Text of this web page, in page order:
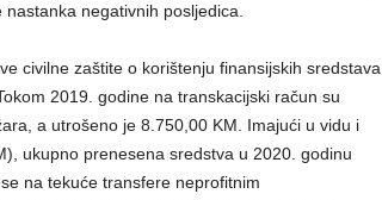
negativnih posljedica.
civilne zaštite o korištenju finansijskih sredstava
2019. godine na transkacijski račun su
a utrošeno je 8.750,00 KM. Imajući u vidu i
ukupno prenesena sredstva u 2020. godinu
na tekuće transfere neprofitnim